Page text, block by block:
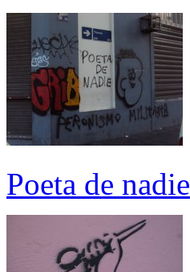
Poeta de nadie